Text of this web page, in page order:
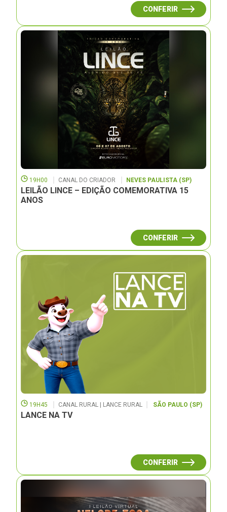
CONFERIR
19H00 CANAL DO CRIADOR NEVES PAULISTA (SP)
LEILÃO LINCE – EDIÇÃO COMEMORATIVA 15
ANOS
CONFERIR
19H45 CANAL RURAL | LANCE RURAL SÃO PAULO (SP)
LANCE NA TV
CONFERIR